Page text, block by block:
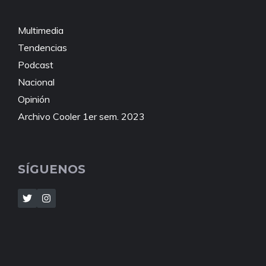
Multimedia
Tendencias
Podcast
Nacional
Opinión
Archivo Cooler 1er sem. 2023
SÍGUENOS